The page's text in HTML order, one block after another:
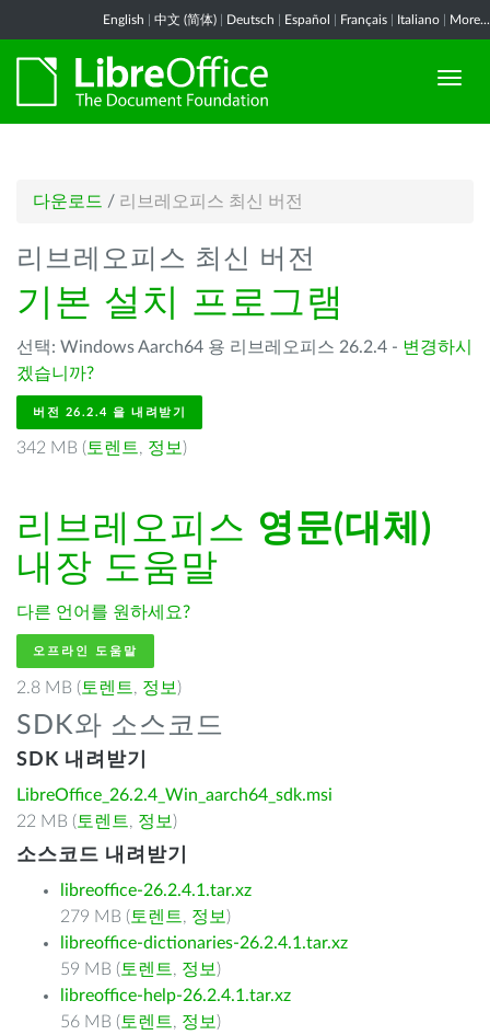
English 中文 (简体) Deutsch Español Français Italiano More...
다운로드 / 리브레오피스 최신 버전
리브레오피스 최신 버전
기본 설치 프로그램
선택: Windows Aarch64 용 리브레오피스 26.2.4 - 변경하시
겠습니까?
버전 26.2.4 을 내려받기
342 MB ( 토렌트, 정보 )
리브레오피스 영문(대체)
내장 도움말
다른 언어를 원하세요?
오프라인 도움말
2.8 MB ( 토렌트, 정보 )
SDK와 소스코드
SDK 내려받기
LibreOffice_26.2.4_Win_aarch64_sdk.msi
22 MB ( 토렌트, 정보 )
소스코드 내려받기
libreoffice-26.2.4.1.tar.xz
279 MB ( 토렌트, 정보 )
libreoffice-dictionaries-26.2.4.1.tar.xz
59 MB ( 토렌트, 정보 )
libreoffice-help-26.2.4.1.tar.xz
56 MB ( 토렌트, 정보 )